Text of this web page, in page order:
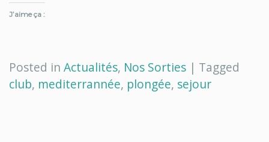
J’aime ça :
Posted in Actualités, Nos Sorties | Tagged
club, mediterrannée, plongée, sejour